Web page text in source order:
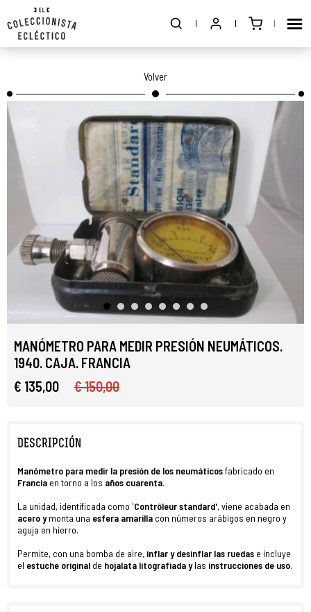
Volver
MANÓMETRO PARA MEDIR PRESIÓN NEUMÁTICOS.
1940. CAJA. FRANCIA
€ 135,00
€ 150,00
DESCRIPCIÓN
Manómetro para medir la presión de los neumáticosfabricado en
Francia en torno a los años cuarenta.
La unidad, identificada como 'Contrôleur standard', viene acabada en
acero ymonta una esfera amarilla con números arábigos en negro y
aguja en hierro.
Permite, con una bomba de aire, inflar y desinflar las ruedas e incluye
el estuche original de hojalata litografiadaylas instrucciones de uso.